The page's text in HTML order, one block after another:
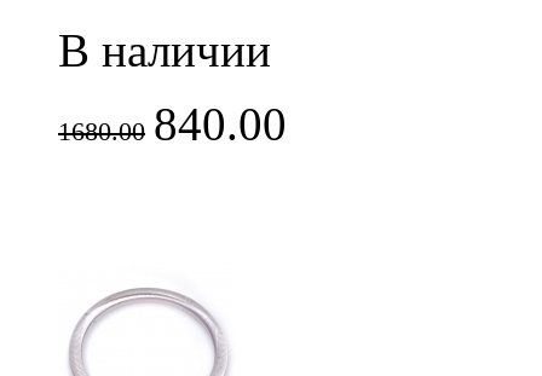
В наличии
1680.00 840.00